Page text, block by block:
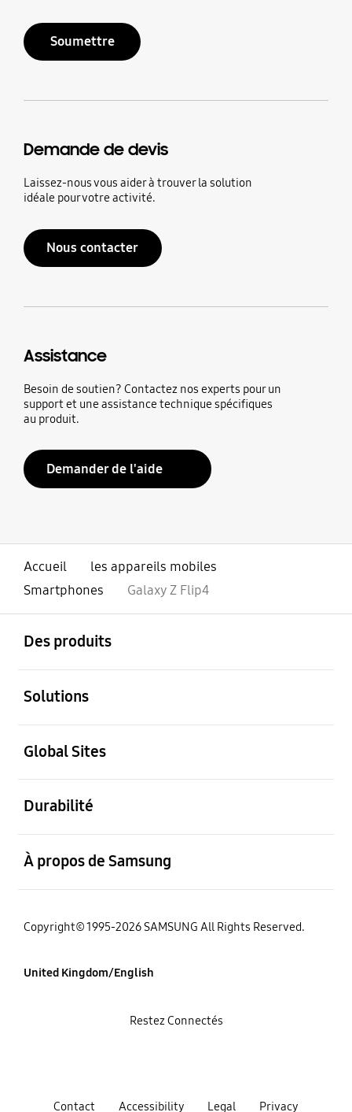
Soumettre
Demande de devis
Laissez-nous vous aider à trouver la solution
idéale pour votre activité.
Nous contacter
Assistance
Besoin de soutien? Contactez nos experts pour un
support et une assistance technique spécifiques
au produit.
Demander de l'aide
Accueil
les appareils mobiles
Smartphones
Galaxy Z Flip4
Des produits
Solutions
Global Sites
Durabilité
À propos de Samsung
Copyright© 1995-2026 SAMSUNG All Rights Reserved.
United Kingdom/English
Contact Accessibility Legal Privacy
Restez Connectés